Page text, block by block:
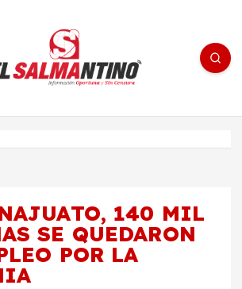
- medios/noticias/editorial
140 MIL
SE QUEDARON
POR LA